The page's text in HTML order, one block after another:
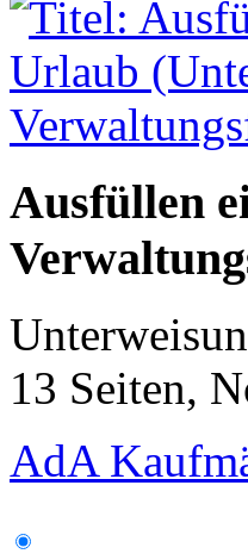
Ausfüllen
13 Seiten,
AdA